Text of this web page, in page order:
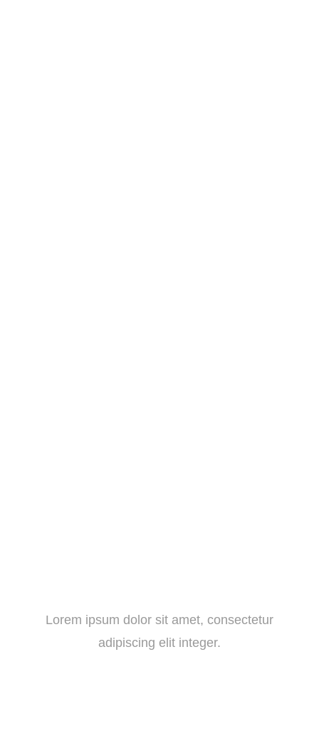
Lorem ipsum dolor sit amet, consectetur
adipiscing elit integer.